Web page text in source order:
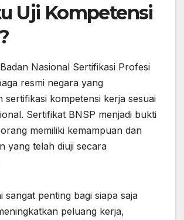
Uji Kompetensi
Nasional Sertifikasi Profesi
resmi negara yang
sertifikasi kompetensi kerja sesuai
Sertifikat BNSP menjadi bukti
memiliki kemampuan dan
yang telah diuji secara
sangat penting bagi siapa saja
peluang kerja,